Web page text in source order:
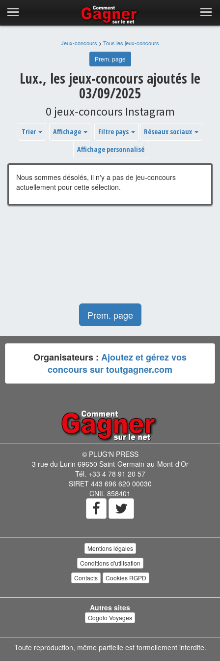
Jeux-concours > Tous les jeux-concours
Prem. page
Lux., les jeux-concours ajoutés le
03/09/2025
0 jeux-concours Instagram
Trier Affichage Filtre pays
Réseaux sociaux
Affichage personnalisé
Nous sommes désolés, il n'y a pas de jeu-concours
actuellement pour cette sélection.
Prem. page
Organisateurs : Ajoutez et gérez vos
concours sur toutgagner.com
© PLUG'N PRESS
3 rue du Lurin 69650 Saint-Germain-au-Mont-d'Or
Tél. +33 4 78 91 20 57
SIRET 443 696 620 00030
CNIL 858401
Mentions légales
Conditions d'utilisation
Contacts
Cookies RGPD
Autres sites
Oogolo Voyages
Toute reproduction, même partielle est formellement interdite.